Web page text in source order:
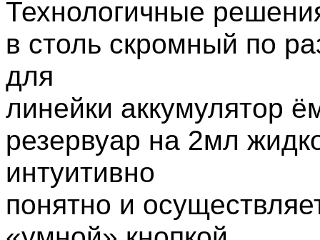
Технологичные
в столь скромный по
для
линейки аккумулятор
резервуар на 2мл
интуитивно
понятно и